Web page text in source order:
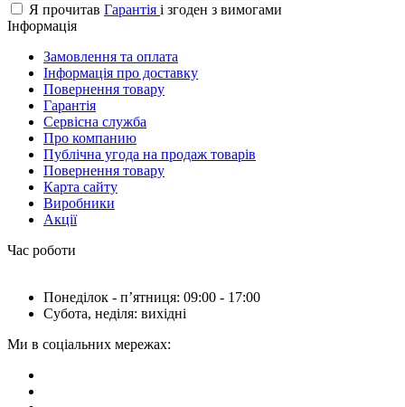
Я прочитав Гарантія і згоден з вимогами
Інформація
Замовлення та оплата
Інформація про доставку
Повернення товару
Гарантія
Сервісна служба
Про компанию
Публічна угода на продаж товарів
Повернення товару
Карта сайту
Виробники
Акції
Час роботи
Понеділок - пʼятниця: 09:00 - 17:00
Субота, неділя: вихідні
Ми в соціальних мережах: